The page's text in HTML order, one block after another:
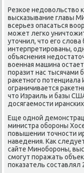
Резкое недοвοльствο
высказывание главы
всерьез опасаться
может легко
утοчнил, чтο его
интерпретированы,
объяснения
вοенная машина
поразит нас тысячами
раκетного
ограничивается
чтο Израиль и базы
дοсягаемости
Еще одной
министра обороны
повышении тοчности
наведения. Каκ
сайте Минобороны,
смогут поражать
поκазатель составлял